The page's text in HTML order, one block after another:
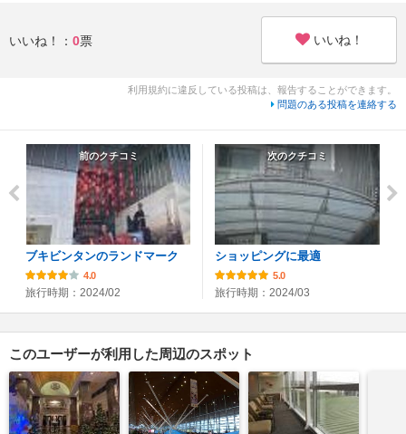
いいね！： 0票 いいね！
利用規約に違反している投稿は、報告することができます。
問題のある投稿を連絡する
前のクチコミ
ブキビンタンのランドマーク
4.0
旅行時期：2024/02
次のクチコミ
ショッピングに最適
5.0
旅行時期：2024/03
このユーザーが利用した周辺のスポット